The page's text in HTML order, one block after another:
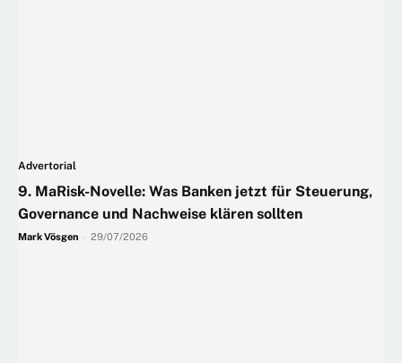
Advertorial
9. MaRisk-Novelle: Was Banken jetzt für Steuerung,
Governance und Nachweise klären sollten
Mark Vösgen 29/07/2026